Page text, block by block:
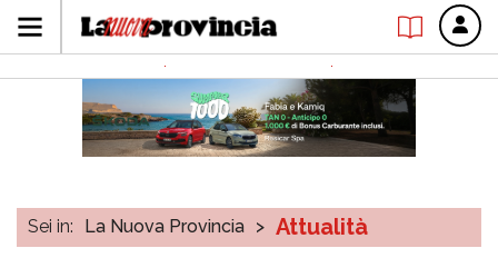
Sei in: La Nuova Provincia > Attualità